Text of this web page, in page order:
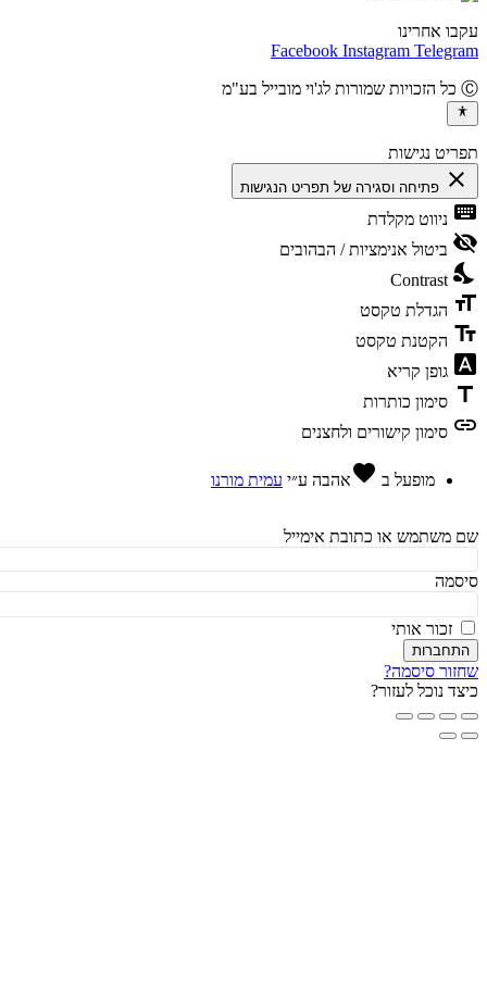
אחרינו
Facebook Instagram
נגישות
פתיחה וסגירה של תפריט הנגישות
ניווט מקלדת
ביטול אנימציות / הבהובים
Contrast
הגדלת טקסט
הקטנת טקסט
גופן קריא
סימון כותרות
סימון קישורים ולחצנים
מופעל בfavorite אהבהע״י עמית מורנו
או כתובת אימייל
זכור אותי
סיסמה?
נוכל לעזור?